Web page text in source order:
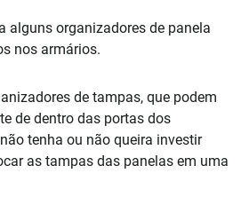
alguns organizadores de panela
nos armários.
de tampas, que podem
de dentro das portas dos
tenha ou não queira investir
as tampas das panelas em uma